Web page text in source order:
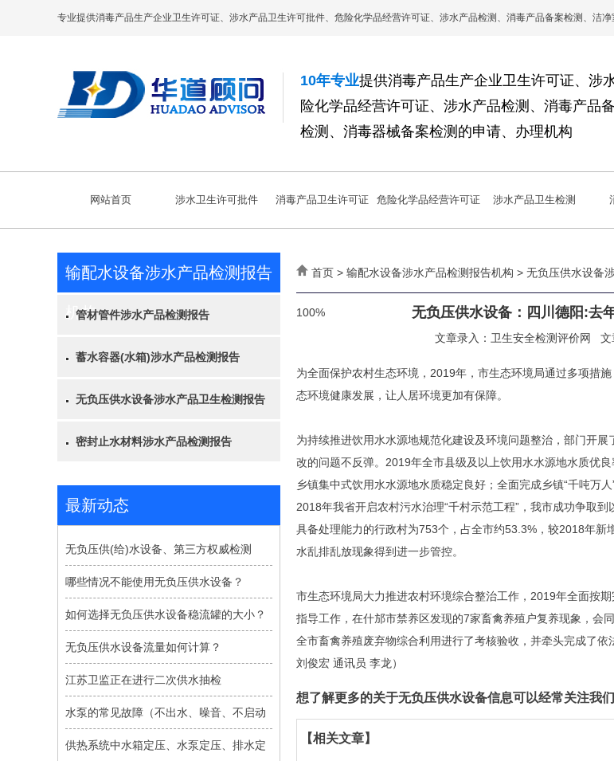
专业提供消毒产品生产企业卫生许可证、涉水产品卫生许可批件、危险化学品经营许可证、涉水产品检测、消毒产品备案检测、洁
10年专业提供消毒产品生产企业卫生许可证、涉
险化学品经营许可证、涉水产品检测、消毒产品
检测、消毒器械备案检测的申请、办理机构
网站首页 涉水卫生许可批件 消毒产品卫生许可证 危险化学品经营许可证 涉水产品卫生检测
输配水设备涉水产品检测报告
机构
管材管件涉水产品检测报告
蓄水容器(水箱)涉水产品检测报告
无负压供水设备涉水产品卫生检测报告
密封止水材料涉水产品检测报告
最新动态
无负压供(给)水设备、第三方权威检测
哪些情况不能使用无负压供水设备？
如何选择无负压供水设备稳流罐的大小？
无负压供水设备流量如何计算？
江苏卫监正在进行二次供水抽检
水泵的常见故障（不出水、噪音、不启动
供热系统中水箱定压、水泵定压、排水定
首页 > 输配水设备涉水产品检测报告机构 > 无负压供水设备
100% 无负压供水设备：四川德阳:去
文章录入： 卫生安全检测评价网 文
为全面保护农村生态环境，2019年，市生态环境局通过多项措
态环境健康发展，让人居环境更加有保障。
为持续推进饮用水水源地规范化建设及环境问题整治，部门开
改的问题不反弹。2019年全市县级及以上饮用水水源地水质优
乡镇集中式饮用水水源地水质稳定良好；全面完成乡镇“千吨万
2018年我省开启农村污水治理“千村示范工程”，我市成功争取
具备处理能力的行政村为753个，占全市约53.3%，较2018年
水乱排乱放现象得到进一步管控。
市生态环境局大力推进农村环境综合整治工作，2019年全面按
指导工作，在什邡市禁养区发现的7家畜禽养殖户复养现象，会
全市畜禽养殖废弃物综合利用进行了考核验收，并牵头完成了
刘俊宏 通讯员 李龙）
想了解更多的关于无负压供水设备信息可以经常关注我们
【相关文章】